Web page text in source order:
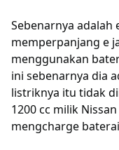
Sebenarnya
memperpanjang e
menggunakan
ini sebenarnya dia
listriknya itu tidak
1200 cc milik
mengcharge